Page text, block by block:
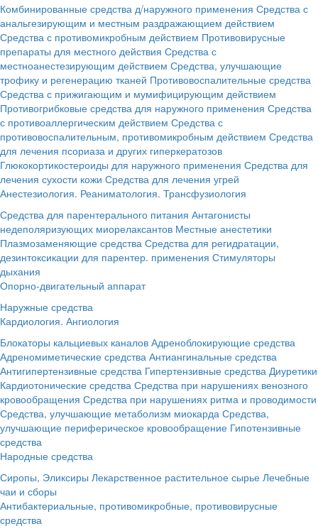
Комбинированные средства д/наружного применения Средства с
анальгезирующим и местным раздражающием действием
Средства с противомикробным действием Противовирусные
препараты для местного действия Средства с
местноанестезирующим действием Средства, улучшающие
трофику и регенерацию тканей Противовоспалительные средства
Средства с прижигающим и мумифицирующим действием
Противогрибковые средства для наружного применения Средства
с противоаллергическим действием Средства с
противовоспалительным, противомикробным действием Средства
для лечения псориаза и других гиперкератозов
Глюкокортикостероиды для наружного применения Средства для
лечения сухости кожи Средства для лечения угрей
Анестезиология. Реаниматология. Трансфузиология
Средства для парентерального питания Антагонисты
недеполяризующих миорелаксантов Местные анестетики
Плазмозаменяющие средства Средства для регидратации,
дезинтоксикации для парентер. применения Стимуляторы
дыхания
Опорно-двигательный аппарат
Наружные средства
Кардиология. Ангиология
Блокаторы кальциевых каналов Адреноблокирующие средства
Адреномиметические средства Антиангинальные средства
Антигипертензивные средства Гипертензивные средства Диуретики
Кардиотонические средства Средства при нарушениях венозного
кровообращения Средства при нарушениях ритма и проводимости
Средства, улучшающие метаболизм миокарда Средства,
улучшающие периферическое кровообращение Гипотензивные
средства
Народные средства
Сиропы, Эликсиры Лекарственное растительное сырье Лечебные
чаи и сборы
Антибактериальные, противомикробные, противовирусные
средства